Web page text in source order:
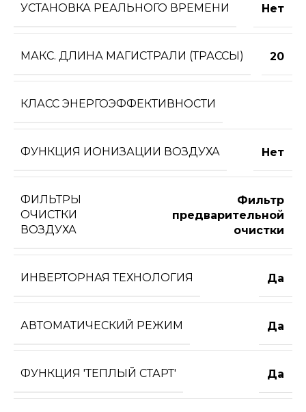
УСТАНОВКА РЕАЛЬНОГО ВРЕМЕНИ Нет
МАКС. ДЛИНА МАГИСТРАЛИ (ТРАССЫ) 20
КЛАСС ЭНЕРГОЭФФЕКТИВНОСТИ
ФУНКЦИЯ ИОНИЗАЦИИ ВОЗДУХА Нет
ФИЛЬТРЫ
ОЧИСТКИ
ВОЗДУХА
Фильтр
предварительной
очистки
ИНВЕРТОРНАЯ ТЕХНОЛОГИЯ Да
АВТОМАТИЧЕСКИЙ РЕЖИМ Да
ФУНКЦИЯ 'ТЕПЛЫЙ СТАРТ' Да